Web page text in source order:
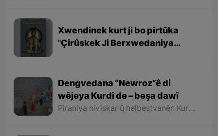
Xwendinek kurt ji bo pirtûka
''Çirûskek Ji Berxwedaniya
Dengvedana “Newroz”ê di
wêjeya Kurdî de – beşa dawî
Piraniya nivîskar û helbestvanên Kurd di helbest û deqên xwe de behsa Newrozê kirine ku ji ber nebûna derfetê em ê tenê îşareyê bi çend mînak ji helbestên wan bikin. Di dawiyê de ez dixwazim bibêjim ku helbestvanên wek “Muxlîs, Ewnî, Hejar, Zarî, Elî Heseniyanî, Jîla Huseynî, Mihemed Salih Dîlan, Esîrî, Nasir Axabira, Celal Melekşa, Şêrko Bêkes û Ebdulah Paşêw” û hwd, di çend helbestên xwe de behsa Newrozê kirine û bal kişandine ser Kurdistanîbûna Newrozê.